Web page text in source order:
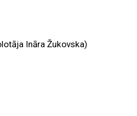
Ināra Žukovska)